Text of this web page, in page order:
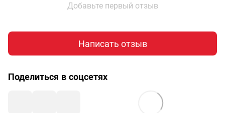
Добавьте первый отзыв
Написать отзыв
Поделиться в соцсетях